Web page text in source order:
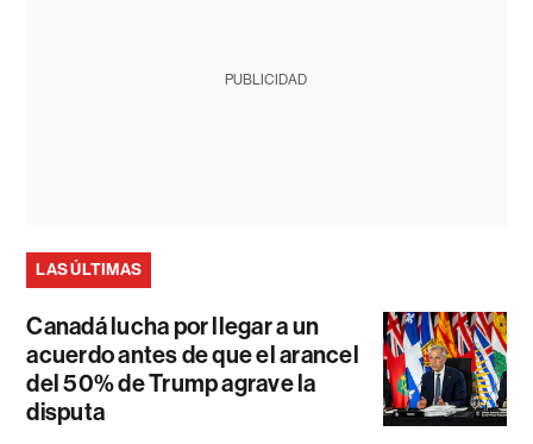
PUBLICIDAD
LAS ÚLTIMAS
Canadá lucha por llegar a un
acuerdo antes de que el arancel
del 50% de Trump agrave la
disputa